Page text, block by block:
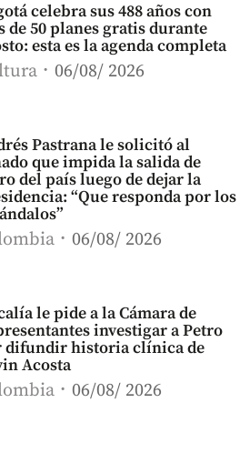
celebra sus 488 años con
de 50 planes gratis durante
esta es la agenda completa
06/08/ 2026
Pastrana le solicitó al
que impida la salida de
del país luego de dejar la
“Que responda por los
06/08/ 2026
le pide a la Cámara de
investigar a Petro
difundir historia clínica de
Acosta
06/08/ 2026